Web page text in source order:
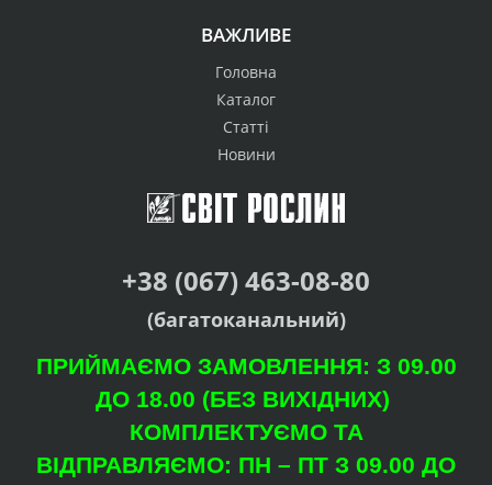
ВАЖЛИВЕ
Головна
Каталог
Статті
Новини
+38 (067) 463-08-80
(багатоканальний)
ПРИЙМАЄМО ЗАМОВЛЕННЯ: З 09.00
ДО 18.00 (БЕЗ ВИХІДНИХ)
КОМПЛЕКТУЄМО ТА
ВІДПРАВЛЯЄМО: ПН – ПТ З 09.00 ДО